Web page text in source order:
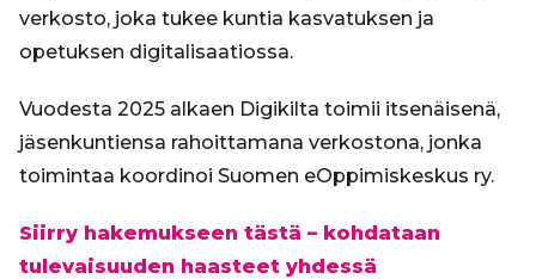
verkosto, joka tukee kuntia kasvatuksen ja
opetuksen digitalisaatiossa.
Vuodesta 2025 alkaen Digikilta toimii itsenäisenä,
jäsenkuntiensa rahoittamana verkostona, jonka
toimintaa koordinoi Suomen eOppimiskeskus ry.
Siirry hakemukseen tästä – kohdataan
tulevaisuuden haasteet yhdessä